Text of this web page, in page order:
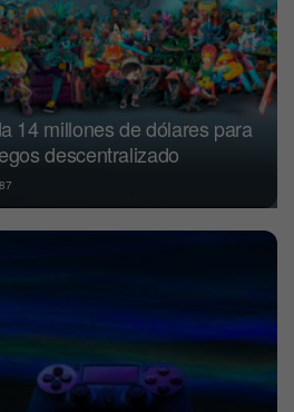
14 millones de dólares para
descentralizado